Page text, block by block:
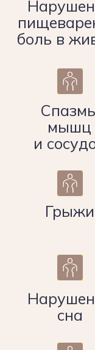
Ли Ирина
Остеопат,
ДВГМУ,